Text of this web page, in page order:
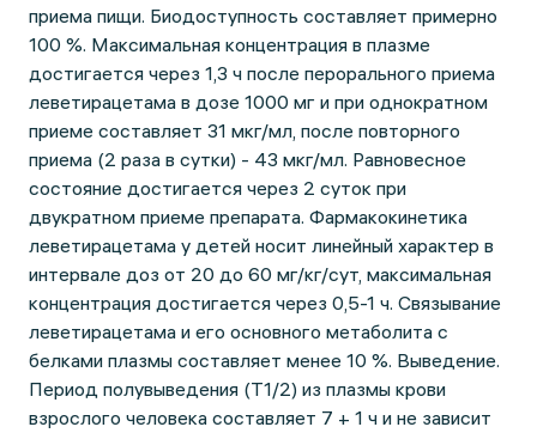
приема пищи. Биодоступность составляет примерно
100 %. Максимальная концентрация в плазме
достигается через 1,3 ч после перорального приема
леветирацетама в дозе 1000 мг и при однократном
приеме составляет 31 мкг/мл, после повторного
приема (2 раза в сутки) - 43 мкг/мл. Равновесное
состояние достигается через 2 суток при
двукратном приеме препарата. Фармакокинетика
леветирацетама у детей носит линейный характер в
интервале доз от 20 до 60 мг/кг/сут, максимальная
концентрация достигается через 0,5-1 ч. Связывание
леветирацетама и его основного метаболита с
белками плазмы составляет менее 10 %. Выведение.
Период полувыведения (Т1/2) из плазмы крови
взрослого человека составляет 7 + 1 ч и не зависит